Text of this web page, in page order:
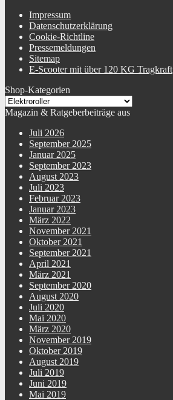
Impressum
Datenschutzerklärung
Cookie-Richtline
Pressemeldungen
Sitemap
E-Scooter mit über 120 KG Tragkraft
Shop-Kategorien
Magazin & Ratgeberbeiträge aus
Juli 2026
September 2025
Januar 2025
September 2023
August 2023
Juli 2023
Februar 2023
Januar 2023
März 2022
November 2021
Oktober 2021
September 2021
April 2021
März 2021
September 2020
August 2020
Juli 2020
Mai 2020
März 2020
November 2019
Oktober 2019
August 2019
Juli 2019
Juni 2019
Mai 2019